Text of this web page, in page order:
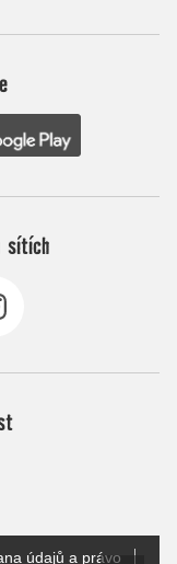
sítích
údajů a právo